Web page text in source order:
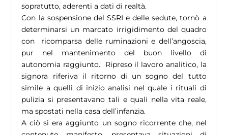
sopratutto, aderenti a dati di realtà.
Con la sospensione del SSRI e delle sedute, tornò a
determinarsi un marcato irrigidimento del quadro
con ricomparsa delle ruminazioni e dell’angoscia,
pur nel mantenimento del buon livello di
autonomia raggiunto. Ripreso il lavoro analitico, la
signora riferiva il ritorno di un sogno del tutto
simile a quelli di inizio analisi nel quale i rituali di
pulizia si presentavano tali e quali nella vita reale,
ma spostati nella casa dell’infanzia.
A ciò si era aggiunto un sogno ricorrente che, nel